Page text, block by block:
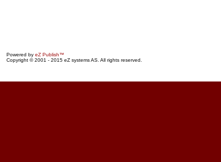
Powered by eZ Publish™
Copyright © 2001 - 2015 eZ systems AS. All rights reserved.